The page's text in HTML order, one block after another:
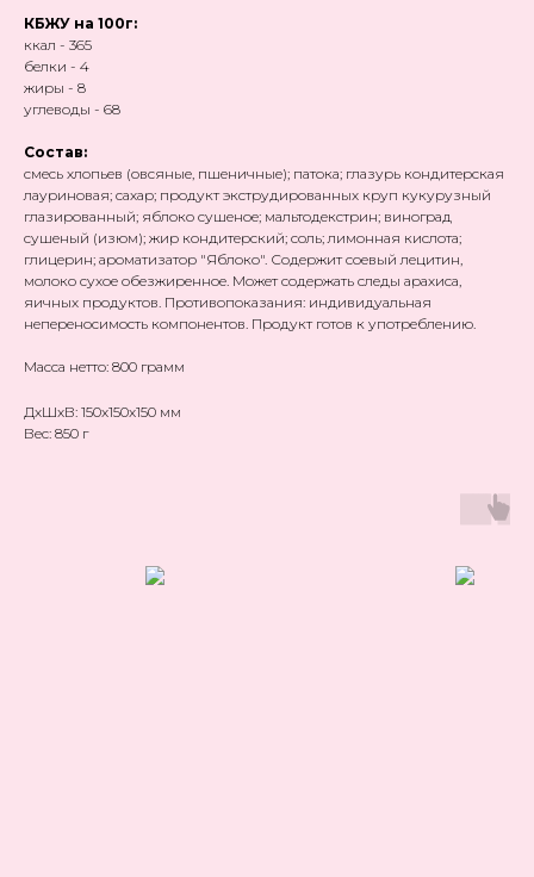
КБЖУ на 100г:
ккал - 365
белки - 4
жиры - 8
углеводы - 68
Состав:
смесь хлопьев (овсяные, пшеничные); патока; глазурь кондитерская
лауриновая; сахар; продукт экструдированных круп кукурузный
глазированный; яблоко сушеное; мальтодекстрин; виноград
сушеный (изюм); жир кондитерский; соль; лимонная кислота;
глицерин; ароматизатор "Яблоко". Содержит соевый лецитин,
молоко сухое обезжиренное. Может содержать следы арахиса,
яичных продуктов. Противопоказания: индивидуальная
непереносимость компонентов. Продукт готов к употреблению.
Масса нетто: 800 грамм
ДxШxВ: 150x150x150 мм
Вес: 850 г